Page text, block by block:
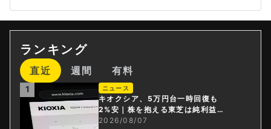
ランキング
直近 週間 有料
1 ニュース
キオクシア、5万円台一時回復も
2%安｜株を抱える東芝は純利益3
0倍
2026/08/07